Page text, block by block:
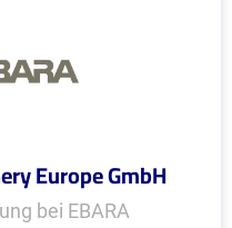
Europe GmbH
bei EBARA